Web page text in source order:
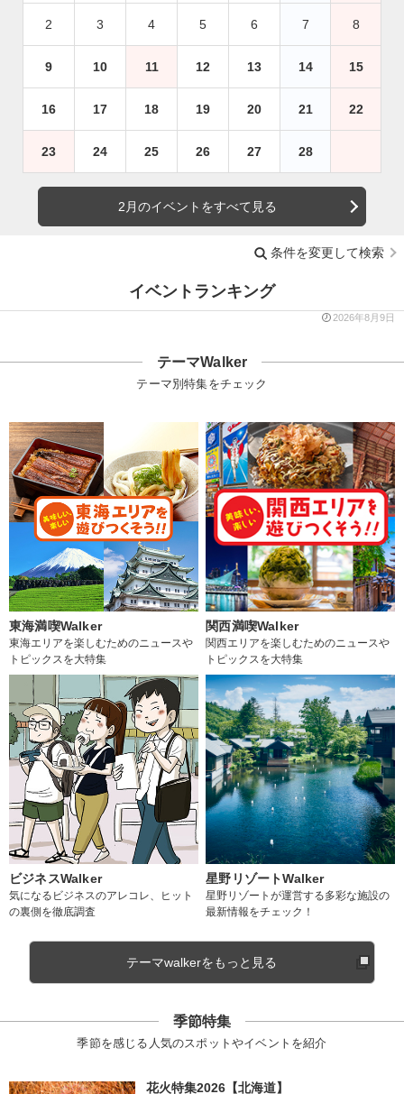
2 3 4 5 6 7 8
9 10 11 12 13 14 15
16 17 18 19 20 21 22
23 24 25 26 27 28
2月のイベントをすべて見る
条件を変更して検索
イベントランキング
2026年8月9日
テーマWalker
テーマ別特集をチェック
東海満喫Walker
東海エリアを楽しむためのニュースや
トピックスを大特集
関西満喫Walker
関西エリアを楽しむためのニュースや
トピックスを大特集
ビジネスWalker
気になるビジネスのアレコレ、ヒット
の裏側を徹底調査
星野リゾートWalker
星野リゾートが運営する多彩な施設の
最新情報をチェック！
テーマwalkerをもっと見る
季節特集
季節を感じる人気のスポットやイベントを紹介
花火特集2026【北海道】